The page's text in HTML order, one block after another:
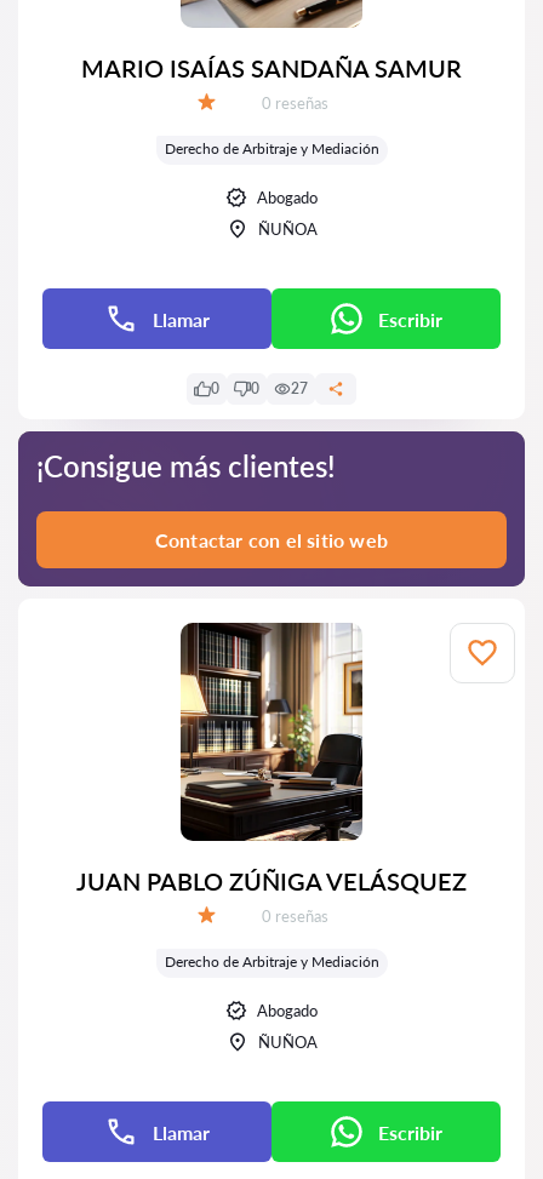
MARIO ISAÍAS SANDAÑA SAMUR
Número de reseñas:
0 reseñas
Derecho de Arbitraje y Mediación
Abogado
ÑUÑOA
Llamar Escribir
0 0 27
¡Consigue más clientes!
Contactar con el sitio web
JUAN PABLO ZÚÑIGA VELÁSQUEZ
Número de reseñas:
0 reseñas
Derecho de Arbitraje y Mediación
Abogado
ÑUÑOA
Llamar Escribir